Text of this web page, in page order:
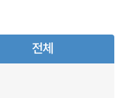
전체